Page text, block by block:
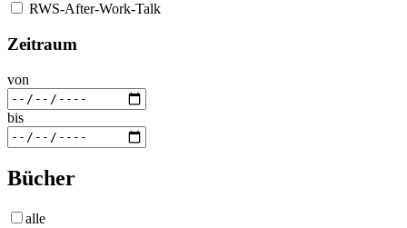
RWS-After-Work-Talk
Zeitraum
von
bis
Bücher
alle